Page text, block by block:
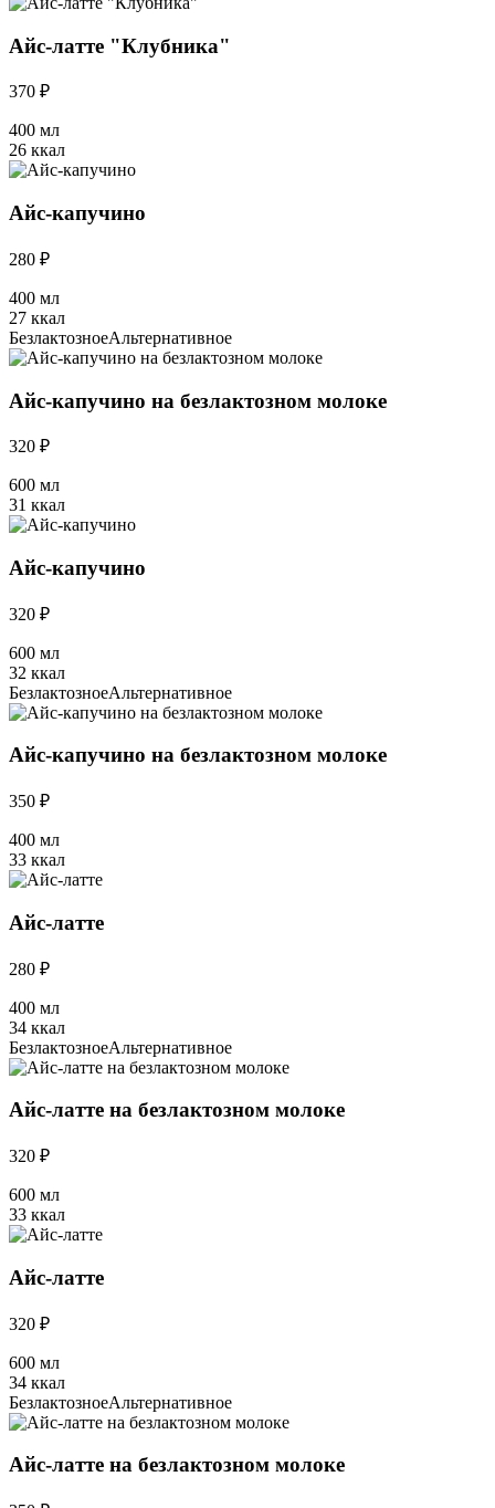
Айс-латте "Клубника"
370 ₽
400 мл
26 ккал
Айс-капучино
280 ₽
400 мл
27 ккал
БезлактозноеАльтернативное
Айс-капучино на безлактозном молоке
320 ₽
600 мл
31 ккал
Айс-капучино
320 ₽
600 мл
32 ккал
БезлактозноеАльтернативное
Айс-капучино на безлактозном молоке
350 ₽
400 мл
33 ккал
Айс-латте
280 ₽
400 мл
34 ккал
БезлактозноеАльтернативное
Айс-латте на безлактозном молоке
320 ₽
600 мл
33 ккал
Айс-латте
320 ₽
600 мл
34 ккал
БезлактозноеАльтернативное
Айс-латте на безлактозном молоке